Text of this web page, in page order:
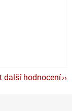
další hodnocení